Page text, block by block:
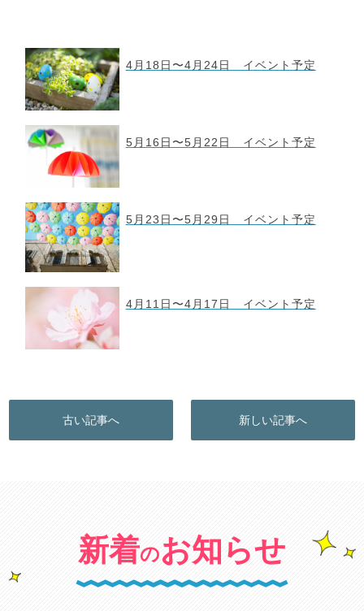
4月18日〜4月24日 イベント予定
5月16日〜5月22日 イベント予定
5月23日〜5月29日 イベント予定
4月11日〜4月17日 イベント予定
古い記事へ 新しい記事へ
新着のお知らせ